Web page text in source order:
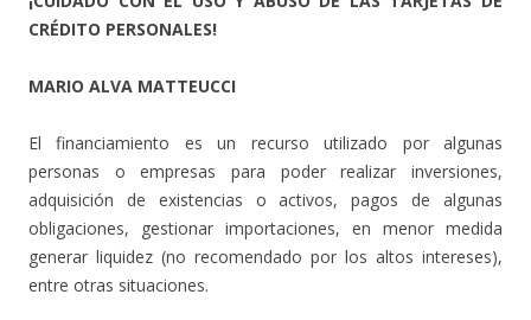
CRÉDITO PERSONALES!
MARIO ALVA MATTEUCCI
El financiamiento es un recurso utilizado por algunas
personas o empresas para poder realizar inversiones,
adquisición de existencias o activos, pagos de algunas
obligaciones, gestionar importaciones, en menor medida
generar liquidez (no recomendado por los altos intereses),
entre otras situaciones.